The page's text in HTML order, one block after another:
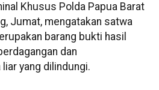
Khusus Polda Papua Barat
Jumat, mengatakan satwa
barang bukti hasil
dan
yang dilindungi.